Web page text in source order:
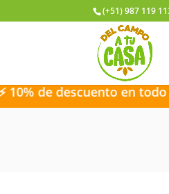
(+51) 987 119
descuento en todo